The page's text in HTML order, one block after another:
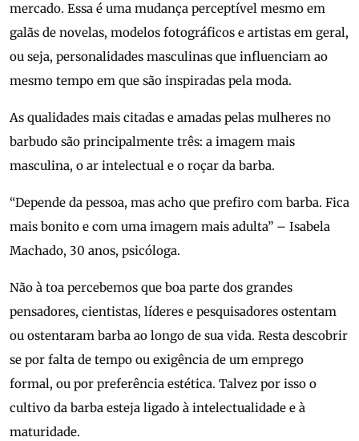
mercado. Essa é uma mudança perceptível mesmo em
galãs de novelas, modelos fotográficos e artistas em geral,
ou seja, personalidades masculinas que influenciam ao
mesmo tempo em que são inspiradas pela moda.
As qualidades mais citadas e amadas pelas mulheres no
barbudo são principalmente três: a imagem mais
masculina, o ar intelectual e o roçar da barba.
“Depende da pessoa, mas acho que prefiro com barba. Fica
mais bonito e com uma imagem mais adulta” – Isabela
Machado, 30 anos, psicóloga.
Não à toa percebemos que boa parte dos grandes
pensadores, cientistas, líderes e pesquisadores ostentam
ou ostentaram barba ao longo de sua vida. Resta descobrir
se por falta de tempo ou exigência de um emprego
formal, ou por preferência estética. Talvez por isso o
cultivo da barba esteja ligado à intelectualidade e à
maturidade.